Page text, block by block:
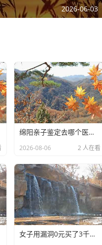
2026-06-03
绵阳亲子鉴定去哪个医院做(正规怀孕期间DNA亲子鉴定机构咨询)
2026-08-06 2 人在看
女子用漏洞0元买了3千台电器,涉案金额169万元